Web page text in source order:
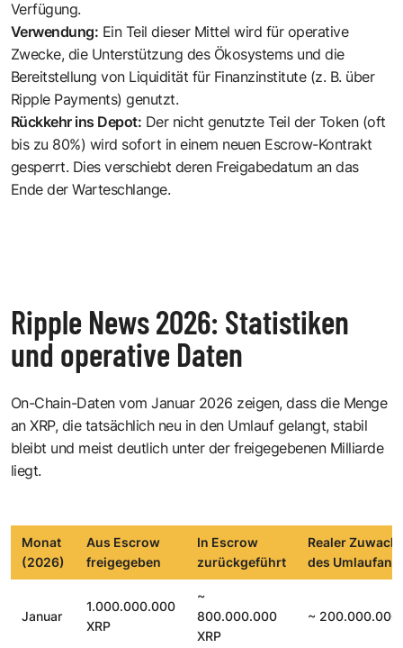
Verfügung.
Verwendung: Ein Teil dieser Mittel wird für operative
Zwecke, die Unterstützung des Ökosystems und die
Bereitstellung von Liquidität für Finanzinstitute (z. B. über
Ripple Payments) genutzt.
Rückkehr ins Depot: Der nicht genutzte Teil der Token (oft
bis zu 80%) wird sofort in einem neuen Escrow-Kontrakt
gesperrt. Dies verschiebt deren Freigabedatum an das
Ende der Warteschlange.
Ripple News 2026: Statistiken
und operative Daten
On-Chain-Daten vom Januar 2026 zeigen, dass die Menge
an XRP, die tatsächlich neu in den Umlauf gelangt, stabil
bleibt und meist deutlich unter der freigegebenen Milliarde
liegt.
Monat
(2026)
Aus Escrow
freigegeben
In Escrow
zurückgeführt
Realer
des
Januar
1.000.000.000
XRP
~
800.000.000
XRP
~ 200.000.000